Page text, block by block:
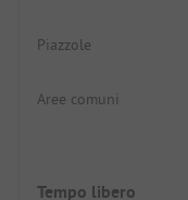
Piazzole
Aree comuni
Tempo libero